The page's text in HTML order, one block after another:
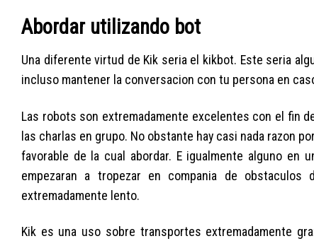
Abordar utilizando bot
Una diferente virtud de Kik seri­a el kikbot. Este seri­a
incluso mantener la conversacion con tu persona en
Las robots son extremadamente excelentes con el fin
las charlas en grupo. No obstante hay casi nada razon
favorable de la cual abordar. E igualmente alguno en
empezaran a tropezar en compania de
extremadamente lento.
Kik es una uso sobre transportes extremadamente